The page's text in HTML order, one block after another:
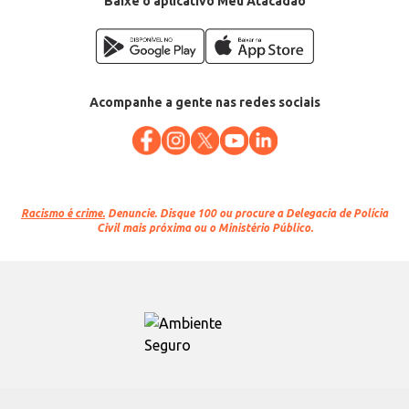
Acompanhe a gente nas redes sociais
Racismo é crime. Denuncie. Disque 100 ou procure a Delegacia de Polícia
Civil mais próxima ou o Ministério Público.